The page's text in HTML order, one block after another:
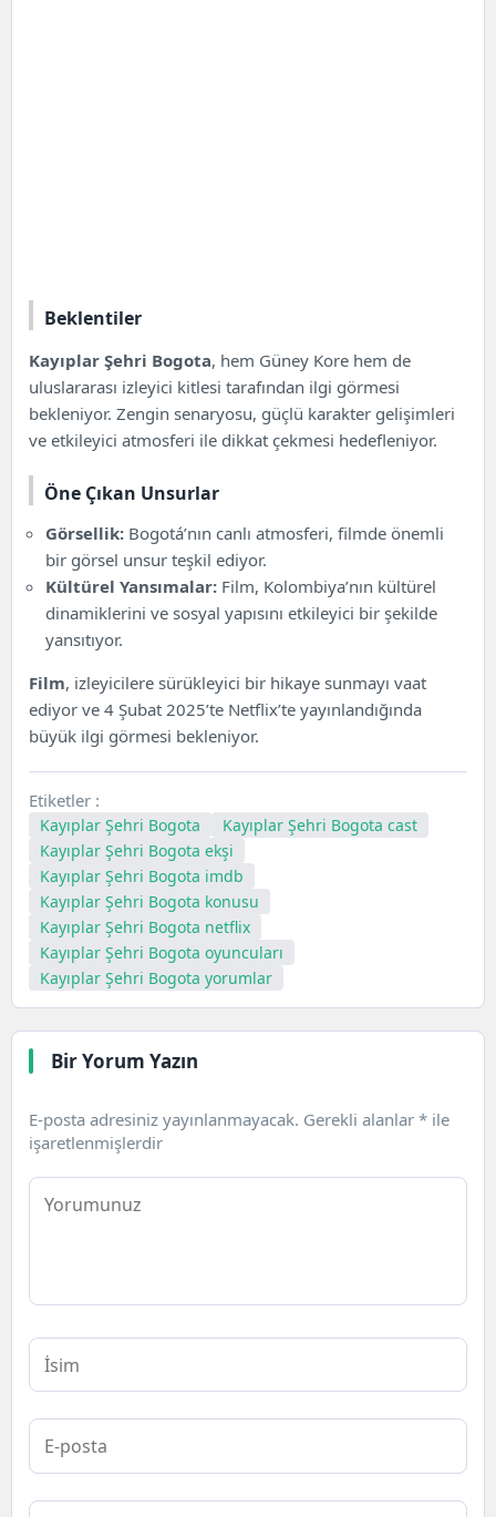
Beklentiler
Kayıplar Şehri Bogota, hem Güney Kore hem de
uluslararası izleyici kitlesi tarafından ilgi görmesi
bekleniyor. Zengin senaryosu, güçlü karakter gelişimleri
ve etkileyici atmosferi ile dikkat çekmesi hedefleniyor.
Öne Çıkan Unsurlar
Görsellik: Bogotá’nın canlı atmosferi, filmde önemli
bir görsel unsur teşkil ediyor.
Kültürel Yansımalar: Film, Kolombiya’nın kültürel
dinamiklerini ve sosyal yapısını etkileyici bir şekilde
yansıtıyor.
Film, izleyicilere sürükleyici bir hikaye sunmayı vaat
ediyor ve 4 Şubat 2025’te Netflix’te yayınlandığında
büyük ilgi görmesi bekleniyor.
Etiketler :
Kayıplar Şehri Bogota
Kayıplar Şehri Bogota cast
Kayıplar Şehri Bogota ekşi
Kayıplar Şehri Bogota imdb
Kayıplar Şehri Bogota konusu
Kayıplar Şehri Bogota netflix
Kayıplar Şehri Bogota oyuncuları
Kayıplar Şehri Bogota yorumlar
Bir Yorum Yazın
E-posta adresiniz yayınlanmayacak. Gerekli alanlar * ile
işaretlenmişlerdir